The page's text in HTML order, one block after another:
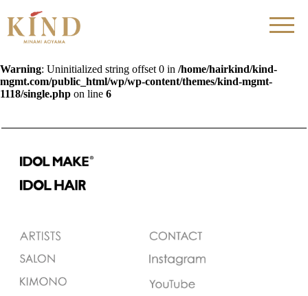
Warning: Uninitialized string offset 0 in /home/hairkind/kind-
mgmt.com/public_html/wp/wp-content/themes/kind-mgmt-
1118/single.php on line 6